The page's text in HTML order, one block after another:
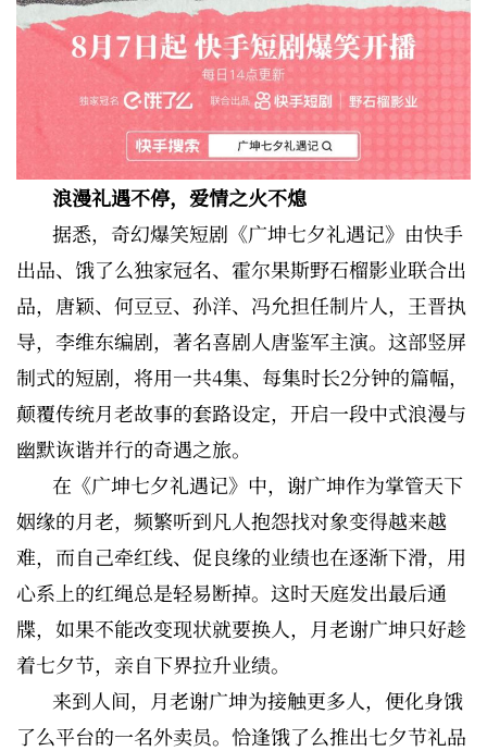
浪漫礼遇不停，爱情之火不熄
据悉，奇幻爆笑短剧《广坤七夕礼遇记》由快手
出品、饿了么独家冠名、霍尔果斯野石榴影业联合出
品，唐颖、何豆豆、孙洋、冯允担任制片人，王晋执
导，李维东编剧，著名喜剧人唐鉴军主演。这部竖屏
制式的短剧，将用一共4集、每集时长2分钟的篇幅，
颠覆传统月老故事的套路设定，开启一段中式浪漫与
幽默诙谐并行的奇遇之旅。
在《广坤七夕礼遇记》中，谢广坤作为掌管天下
姻缘的月老，频繁听到凡人抱怨找对象变得越来越
难，而自己牵红线、促良缘的业绩也在逐渐下滑，用
心系上的红绳总是轻易断掉。这时天庭发出最后通
牒，如果不能改变现状就要换人，月老谢广坤只好趁
着七夕节，亲自下界拉升业绩。
来到人间，月老谢广坤为接触更多人，便化身饿
了么平台的一名外卖员。恰逢饿了么推出七夕节礼品